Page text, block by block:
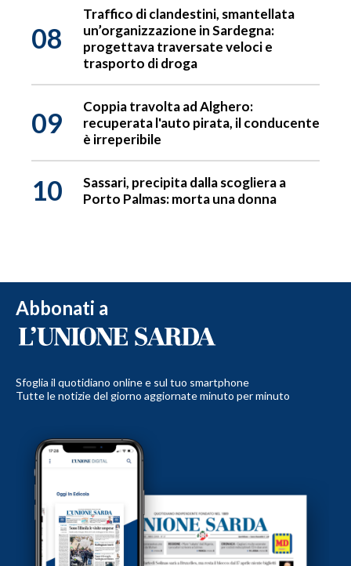
08
Traffico di clandestini, smantellata
un’organizzazione in Sardegna:
progettava traversate veloci e
trasporto di droga
09
Coppia travolta ad Alghero:
recuperata l'auto pirata, il conducente
è irreperibile
10
Sassari, precipita dalla scogliera a
Porto Palmas: morta una donna
Abbonati a
Sfoglia il quotidiano online e sul tuo smartphone
Tutte le notizie del giorno aggiornate minuto per minuto